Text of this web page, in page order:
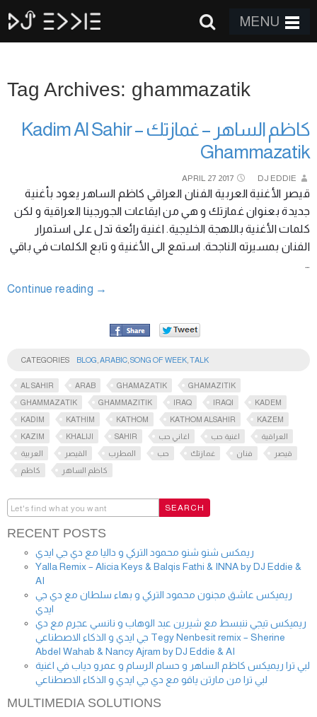
MENU
Tag Archives: ghammazatik
كاظم الساهر – غمازتك Kadim Al Sahir –
Ghammazatik
APRIL 27 2017 DJ EDDIE
قيصر الأغنية العربية الفنان العراقي كاظم الساهر يعود بأغنية
جديدة بعنوان غمازتك و هي من ايقاعات الجورجينا العراقية و لكن
كلمات الأغنية باللهجة الخليجية. اغنية رائعة تدل على استمرار
الفنان بمسيرته الناجحة. استمع الى الأغنية و تابع الكلمات في باقي
…
Continue reading →
CATEGORIES BLOG ARABIC SONG OF WEEK TALK
AL SAHIR ARAB GHAMAZATIK
GHAMAZITIK
GHAMMAZATIK
GHAMMAZITIK IRAQ IRAQI
KADEM
KADIM
KATHIM KATHOM KATHOM ALSAHIR
KAZEM
KAZIM
KHALIJI SAHIR اغاني حب اغنية حب
العراقية
العربية
القيصر المطرب حب غمازتك فنان
قيصر
كاظم
كاظم الساهر
RECENT POSTS
ريمكس شنو شنو محمود التركي و داليا مع دي جي ايدي
Yalla Remix – Alicia Keys & Balqis Fathi & INNA by DJ Eddie &
AI
ريميكس عاشق مجنون محمود التركي و بهاء سلطان مع دي جي
ايدي
ريميكس تيجي ننبسط مع شيرين عبد الوهاب و نانسي عجرم مع دي
جي ايدي و الذكاء الاصطناعي Tegy Nenbesit remix – Sherine
Abdel Wahab & Nancy Ajram by DJ Eddie & AI
لبي ترا ريميكس كاظم الساهر و حسام الرسام و عمرو دياب في اغنية
لبي ترا من مارتن ياقو مع دي جي ايدي و الذكاء الاصطناعي
MULTIMEDIA SOLUTIONS